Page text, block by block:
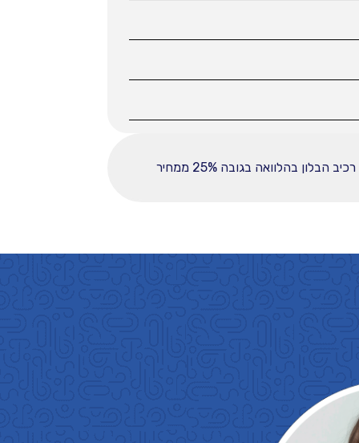
ההחזר החודשי לחודש המפורט לעיל מבוסס על עסקה הכוללת מקדמה בסך 37225, ובפריסה ל-60 תשלומים. רכיב הבלון בהלוואה בגובה 25% ממחיר